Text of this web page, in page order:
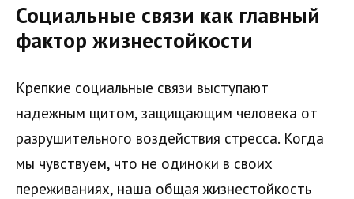
Социальные связи как главный
фактор жизнестойкости
Крепкие социальные связи выступают
надежным щитом, защищающим человека от
разрушительного воздействия стресса. Когда
мы чувствуем, что не одиноки в своих
переживаниях, наша общая жизнестойкость